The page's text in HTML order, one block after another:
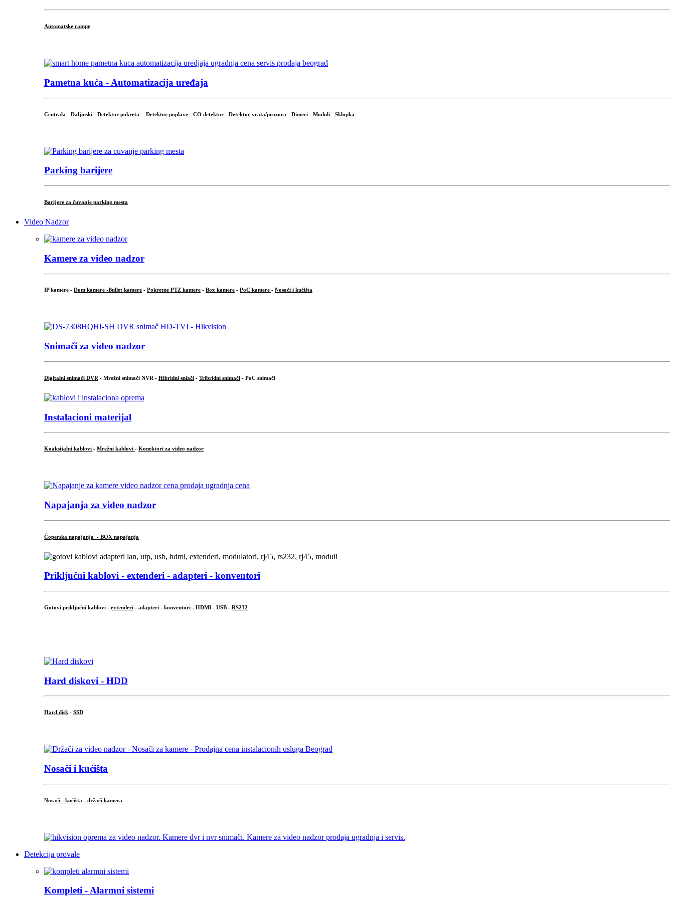
Automatske rampe
Pametna kuća - Automatizacija uređaja
Centrala - Daljinski - Detektor pokreta - Detektor poplave - CO detektor - Detektor vrata/prozora - Dimeri - Moduli - Sklopka
Parking barijere
Barijere za čuvanje parking mesta
Video Nadzor
Kamere za video nadzor
IP kamere - Dom kamere -Bullet kamere - Pokretne PTZ kamere - Box kamere - PoC kamere - Nosači i kućišta
Snimači za video nadzor
Digitalni snimači DVR - Mrežni snimači NVR - Hibridni sniači - Tribridni snimači - PoC snimači
Instalacioni materijal
Koaksijalni kablovi - Mrežni kablovi - Konektori za video nadzor
Napajanja za video nadzor
Čoperska napajanja - BOX napajanja
Priključni kablovi - extenderi - adapteri - konventori
Gotovi priključni kablovi - extenderi - adapteri - konventori - HDMI - USB - RS232
Hard diskovi - HDD
Hard disk - SSD
Nosači i kućišta
Nosači - kućišta - držači kamera
Detekcija provale
Kompleti - Alarmni sistemi